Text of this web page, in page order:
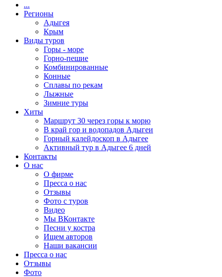
...
Регионы
Адыгея
Крым
Виды туров
Горы - море
Горно-пешие
Комбинированные
Конные
Сплавы по рекам
Лыжные
Зимние туры
Хиты
Маршрут 30 через горы к морю
В край гор и водопадов Адыгеи
Горный калейдоскоп в Адыгее
Активный тур в Адыгее 6 дней
Контакты
О нас
О фирме
Пресса о нас
Отзывы
Фото с туров
Видео
Мы ВКонтакте
Песни у костра
Ищем авторов
Наши вакансии
Пресса о нас
Отзывы
Фото